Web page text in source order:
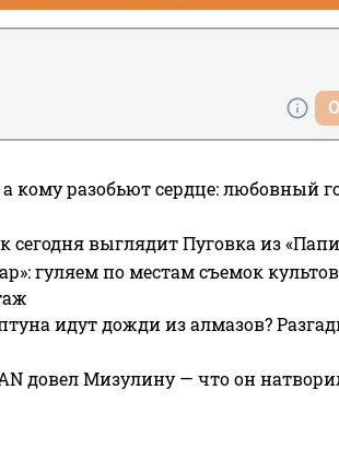
кому разобьют сердце: любовный
сегодня выглядит Пуговка из
гуляем по местам съемок
идут дожди из алмазов?
довел Мизулину — что он